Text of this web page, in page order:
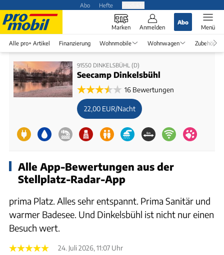
Abo Hefte
Marken Anmelden
Abo
Menü
Alle pro+ Artikel Finanzierung Wohnmobile Wohnwagen Zubehör
91550 DINKELSBÜHL (D)
Seecamp Dinkelsbühl
16 Bewertungen
22,00 EUR/Nacht
Alle App-Bewertungen aus der
Stellplatz-Radar-App
prima Platz. Alles sehr entspannt. Prima Sanitär und
warmer Badesee. Und Dinkelsbühl ist nicht nur einen
Besuch wert.
24. Juli 2026, 11:07 Uhr